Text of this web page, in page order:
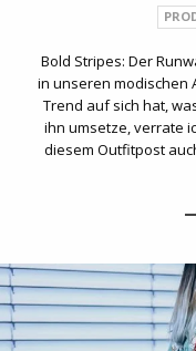
Bold Stripes: Der
in unseren modischen
Trend auf sich hat,
ihn umsetze, verrate
diesem Outfitpost